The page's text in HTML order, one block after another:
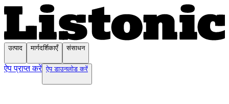
उत्पाद मार्गदर्शिकाएँ संसाधन
ऐप प्राप्त करें ऐप डाउनलोड करें